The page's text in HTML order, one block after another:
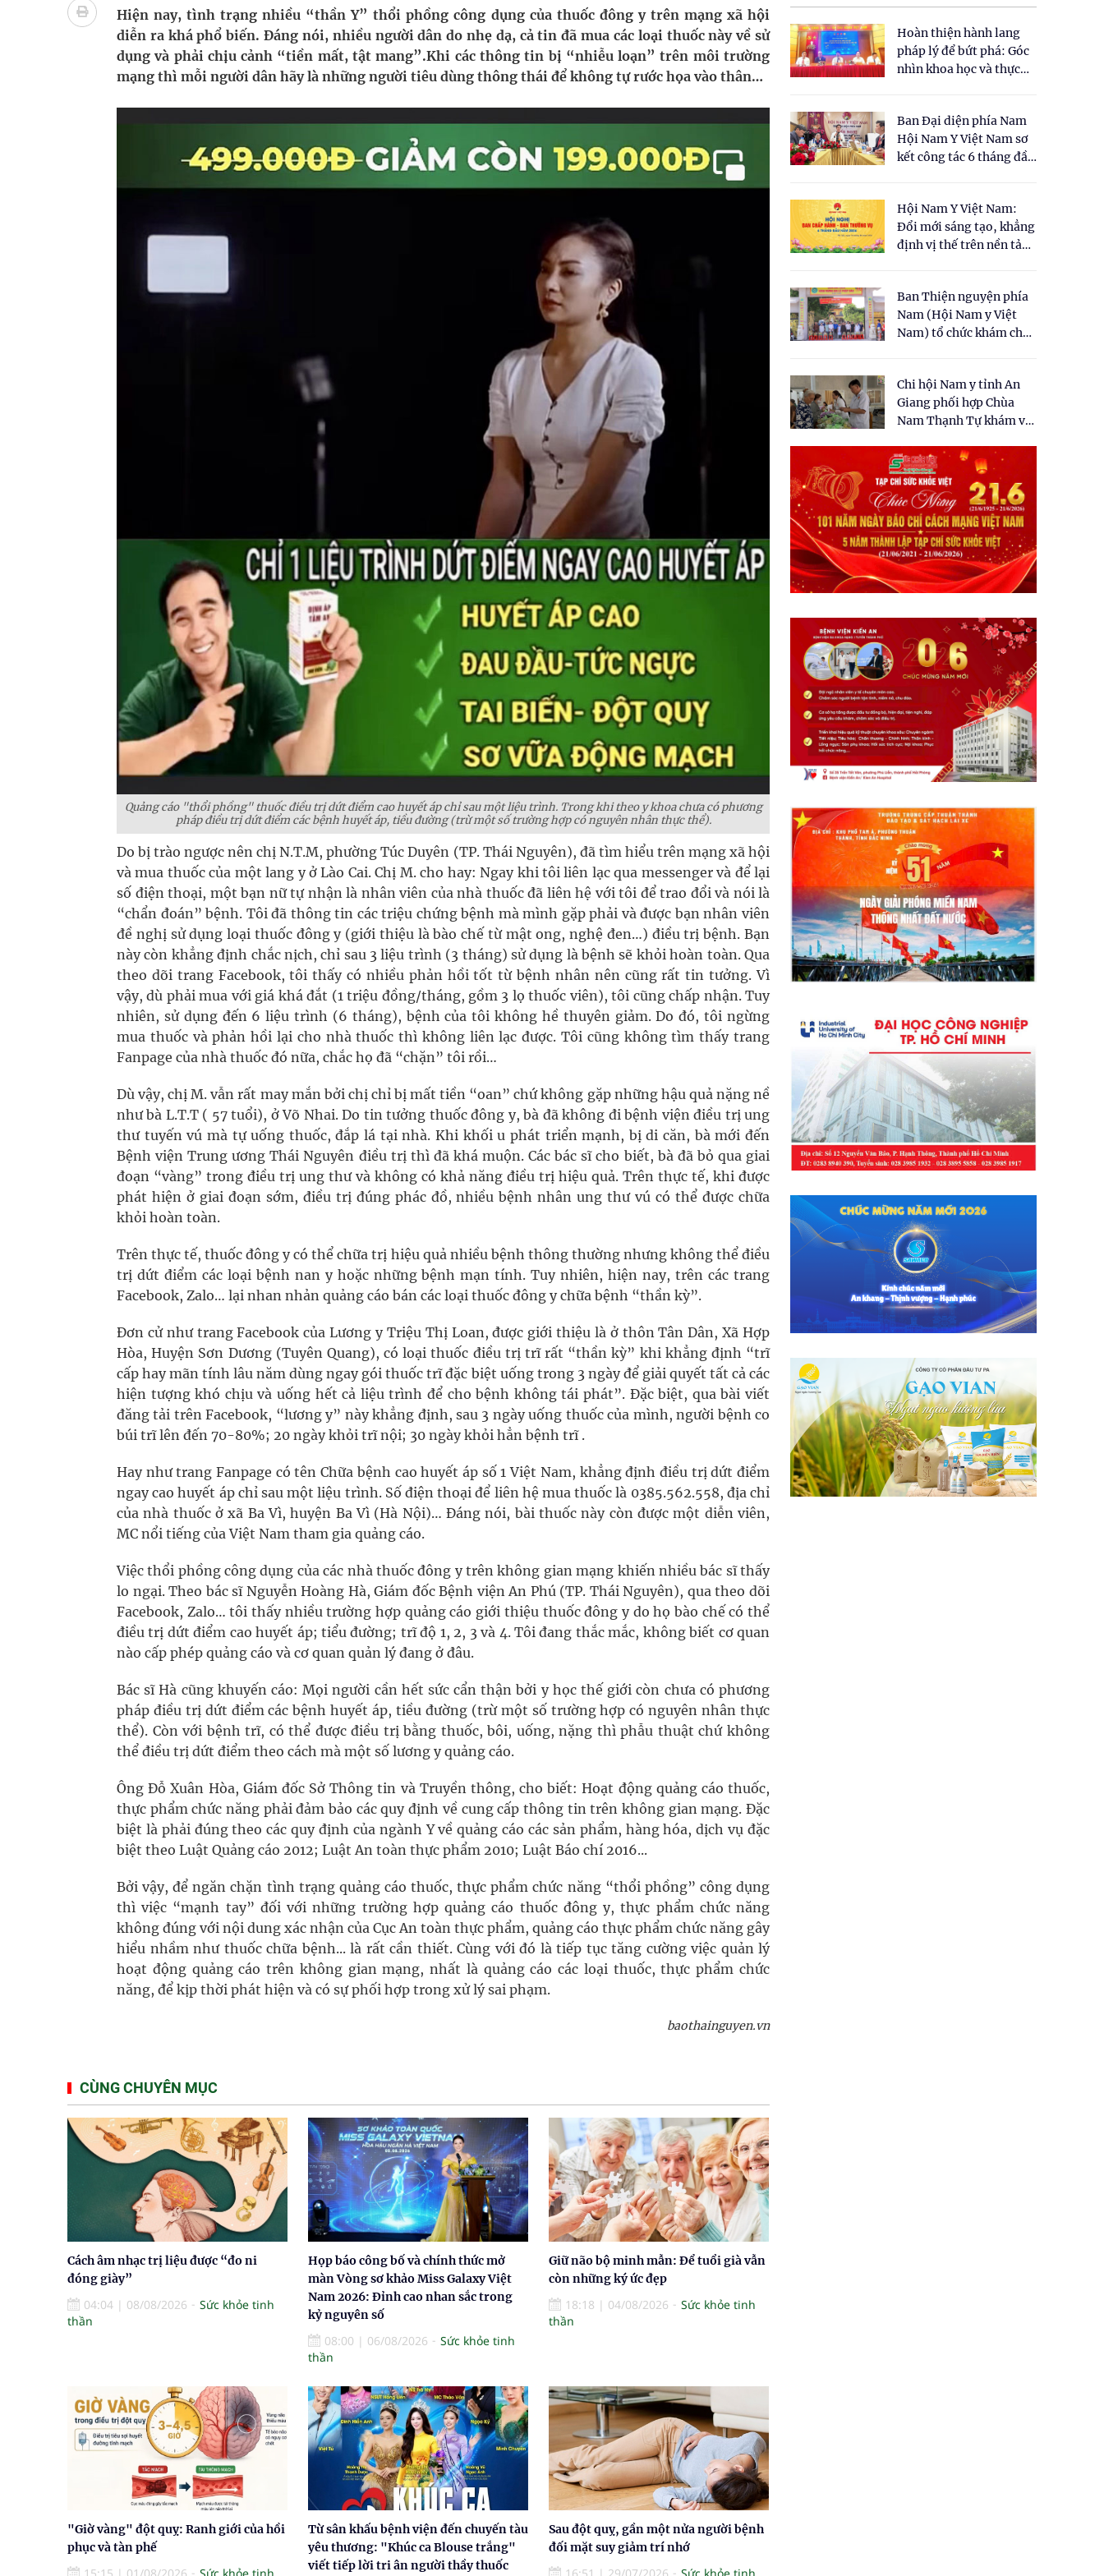
Tổng hợp những cách trị thâm body nách, bẹn, mông cực hiệu quả
Tỷ lệ tật khúc xạ ở trẻ gia tăng: Khuyến nghị của chuyên gia
Hội Đông y phường Cầu Kiệu ra mắt, định hướng phát triển gắn với chuyển đổi số
Hiện nay, tình trạng nhiều “thần Y” thổi phồng công dụng của thuốc đông y trên mạng xã hội
diễn ra khá phổ biến. Đáng nói, nhiều người dân do nhẹ dạ, cả tin đã mua các loại thuốc này về sử
dụng và phải chịu cảnh “tiền mất, tật mang”.Khi các thông tin bị “nhiễu loạn” trên môi trường
mạng thì mỗi người dân hãy là những người tiêu dùng thông thái để không tự rước họa vào thân…
Quảng cáo "thổi phồng" thuốc điều trị dứt điểm cao huyết áp chỉ sau một liệu trình. Trong khi theo y khoa chưa có phương
pháp điều trị dứt điểm các bệnh huyết áp, tiều đường (trừ một số trường hợp có nguyên nhân thực thể).
Do bị trào ngược nên chị N.T.M, phường Túc Duyên (TP. Thái Nguyên), đã tìm hiểu trên mạng xã hội
và mua thuốc của một lang y ở Lào Cai. Chị M. cho hay: Ngay khi tôi liên lạc qua messenger và để lại
số điện thoại, một bạn nữ tự nhận là nhân viên của nhà thuốc đã liên hệ với tôi để trao đổi và nói là
“chẩn đoán” bệnh. Tôi đã thông tin các triệu chứng bệnh mà mình gặp phải và được bạn nhân viên
đề nghị sử dụng loại thuốc đông y (giới thiệu là bào chế từ mật ong, nghệ đen…) điều trị bệnh. Bạn
này còn khẳng định chắc nịch, chỉ sau 3 liệu trình (3 tháng) sử dụng là bệnh sẽ khỏi hoàn toàn. Qua
theo dõi trang Facebook, tôi thấy có nhiều phản hồi tốt từ bệnh nhân nên cũng rất tin tưởng. Vì
vậy, dù phải mua với giá khá đắt (1 triệu đồng/tháng, gồm 3 lọ thuốc viên), tôi cũng chấp nhận. Tuy
nhiên, sử dụng đến 6 liệu trình (6 tháng), bệnh của tôi không hề thuyên giảm. Do đó, tôi ngừng
mua thuốc và phản hồi lại cho nhà thuốc thì không liên lạc được. Tôi cũng không tìm thấy trang
Fanpage của nhà thuốc đó nữa, chắc họ đã “chặn” tôi rồi…
Dù vậy, chị M. vẫn rất may mắn bởi chị chỉ bị mất tiền “oan” chứ không gặp những hậu quả nặng nề
như bà L.T.T ( 57 tuổi), ở Võ Nhai. Do tin tưởng thuốc đông y, bà đã không đi bệnh viện điều trị ung
thư tuyến vú mà tự uống thuốc, đắp lá tại nhà. Khi khối u phát triển mạnh, bị di căn, bà mới đến
Bệnh viện Trung ương Thái Nguyên điều trị thì đã khá muộn. Các bác sĩ cho biết, bà đã bỏ qua giai
đoạn “vàng” trong điều trị ung thư và không có khả năng điều trị hiệu quả. Trên thực tế, khi được
phát hiện ở giai đoạn sớm, điều trị đúng phác đồ, nhiều bệnh nhân ung thư vú có thể được chữa
khỏi hoàn toàn.
Trên thực tế, thuốc đông y có thể chữa trị hiệu quả nhiều bệnh thông thường nhưng không thể điều
trị dứt điểm các loại bệnh nan y hoặc những bệnh mạn tính. Tuy nhiên, hiện nay, trên các trang
Facebook, Zalo… lại nhan nhản quảng cáo bán các loại thuốc đông y chữa bệnh “thần kỳ”.
Đơn cử như trang Facebook của Lương y Triệu Thị Loan, được giới thiệu là ở thôn Tân Dân, Xã Hợp
Hòa, Huyện Sơn Dương (Tuyên Quang), có loại thuốc điều trị trĩ rất “thần kỳ” khi khẳng định “trĩ
cấp hay mãn tính lâu năm dùng ngay gói thuốc trĩ đặc biệt uống trong 3 ngày để giải quyết tất cả các
hiện tượng khó chịu và uống hết cả liệu trình để cho bệnh không tái phát”. Đặc biệt, qua bài viết
đăng tải trên Facebook, “lương y” này khẳng định, sau 3 ngày uống thuốc của mình, người bệnh co
búi trĩ lên đến 70-80%; 20 ngày khỏi trĩ nội; 30 ngày khỏi hẳn bệnh trĩ .
Hay như trang Fanpage có tên Chữa bệnh cao huyết áp số 1 Việt Nam, khẳng định điều trị dứt điểm
ngay cao huyết áp chỉ sau một liệu trình. Số điện thoại để liên hệ mua thuốc là 0385.562.558, địa chỉ
của nhà thuốc ở xã Ba Vì, huyện Ba Vì (Hà Nội)… Đáng nói, bài thuốc này còn được một diễn viên,
MC nổi tiếng của Việt Nam tham gia quảng cáo.
Việc thổi phồng công dụng của các nhà thuốc đông y trên không gian mạng khiến nhiều bác sĩ thấy
lo ngại. Theo bác sĩ Nguyễn Hoàng Hà, Giám đốc Bệnh viện An Phú (TP. Thái Nguyên), qua theo dõi
Facebook, Zalo… tôi thấy nhiều trường hợp quảng cáo giới thiệu thuốc đông y do họ bào chế có thể
điều trị dứt điểm cao huyết áp; tiểu đường; trĩ độ 1, 2, 3 và 4. Tôi đang thắc mắc, không biết cơ quan
nào cấp phép quảng cáo và cơ quan quản lý đang ở đâu.
Bác sĩ Hà cũng khuyến cáo: Mọi người cần hết sức cẩn thận bởi y học thế giới còn chưa có phương
pháp điều trị dứt điểm các bệnh huyết áp, tiều đường (trừ một số trường hợp có nguyên nhân thực
thể). Còn với bệnh trĩ, có thể được điều trị bằng thuốc, bôi, uống, nặng thì phẫu thuật chứ không
thể điều trị dứt điểm theo cách mà một số lương y quảng cáo.
Ông Đỗ Xuân Hòa, Giám đốc Sở Thông tin và Truyền thông, cho biết: Hoạt động quảng cáo thuốc,
thực phẩm chức năng phải đảm bảo các quy định về cung cấp thông tin trên không gian mạng. Đặc
biệt là phải đúng theo các quy định của ngành Y về quảng cáo các sản phẩm, hàng hóa, dịch vụ đặc
biệt theo Luật Quảng cáo 2012; Luật An toàn thực phẩm 2010; Luật Báo chí 2016...
Bởi vậy, để ngăn chặn tình trạng quảng cáo thuốc, thực phẩm chức năng “thổi phồng” công dụng
thì việc “mạnh tay” đối với những trường hợp quảng cáo thuốc đông y, thực phẩm chức năng
không đúng với nội dung xác nhận của Cục An toàn thực phẩm, quảng cáo thực phẩm chức năng gây
hiểu nhầm như thuốc chữa bệnh... là rất cần thiết. Cùng với đó là tiếp tục tăng cường việc quản lý
hoạt động quảng cáo trên không gian mạng, nhất là quảng cáo các loại thuốc, thực phẩm chức
năng, để kịp thời phát hiện và có sự phối hợp trong xử lý sai phạm.
baothainguyen.vn
CÙNG CHUYÊN MỤC
Cách âm nhạc trị liệu được “đo ni
đóng giày”
04:04 | 08/08/2026
Sức khỏe tinh
thần
Họp báo công bố và chính thức mở
màn Vòng sơ khảo Miss Galaxy Việt
Nam 2026: Đỉnh cao nhan sắc trong
kỷ nguyên số
08:00 | 06/08/2026
Sức khỏe tinh
thần
Giữ não bộ minh mẫn: Để tuổi già vẫn
còn những ký ức đẹp
18:18 | 04/08/2026
Sức khỏe tinh
thần
"Giờ vàng" đột quỵ: Ranh giới của hồi
phục và tàn phế
15:15 | 01/08/2026 Sức khỏe tinh
Từ sân khấu bệnh viện đến chuyến tàu
yêu thương: "Khúc ca Blouse trắng"
viết tiếp lời tri ân người thầy thuốc
Sau đột quỵ, gần một nửa người bệnh
đối mặt suy giảm trí nhớ
16:51 | 29/07/2026 Sức khỏe tinh
Hoàn thiện hành lang
pháp lý để bứt phá: Góc
nhìn khoa học và thực
cho Luật Y dược cổ
truyền Việt Nam"
Ban Đại diện phía Nam
Hội Nam Y Việt Nam sơ
kết công tác 6 tháng đầu
Hội Nam Y Việt Nam:
Đổi mới sáng tạo, khẳng
định vị thế trên nền tảng
Ban Thiện nguyện phía
Nam (Hội Nam y Việt
Nam) tổ chức khám chữa
dân tại xã Tân Tập
Chi hội Nam y tỉnh An
Giang phối hợp Chùa
Nam Thạnh Tự khám và
nhân dân